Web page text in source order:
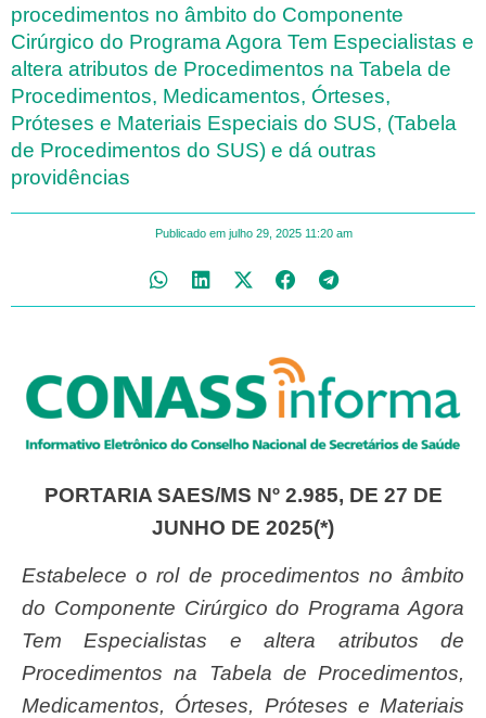
procedimentos no âmbito do Componente
Cirúrgico do Programa Agora Tem Especialistas e
altera atributos de Procedimentos na Tabela de
Procedimentos, Medicamentos, Órteses,
Próteses e Materiais Especiais do SUS, (Tabela
de Procedimentos do SUS) e dá outras
providências
Publicado em julho 29, 2025 11:20 am
PORTARIA SAES/MS Nº 2.985, DE 27 DE
JUNHO DE 2025(*)
Estabelece o rol de procedimentos no âmbito
do Componente Cirúrgico do Programa Agora
Tem Especialistas e altera atributos de
Procedimentos na Tabela de Procedimentos,
Medicamentos, Órteses, Próteses e Materiais